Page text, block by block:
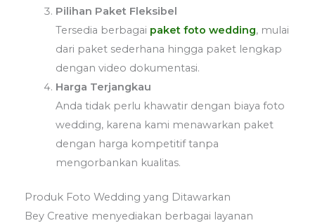
Pilihan Paket Fleksibel
Tersedia berbagai paket foto wedding, mulai
dari paket sederhana hingga paket lengkap
dengan video dokumentasi.
Harga Terjangkau
Anda tidak perlu khawatir dengan biaya foto
wedding, karena kami menawarkan paket
dengan harga kompetitif tanpa
mengorbankan kualitas.
Produk Foto Wedding yang Ditawarkan
Bey Creative menyediakan berbagai layanan